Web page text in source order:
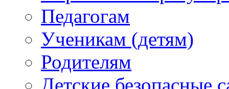
Педагогам
Ученикам (детям)
Родителям